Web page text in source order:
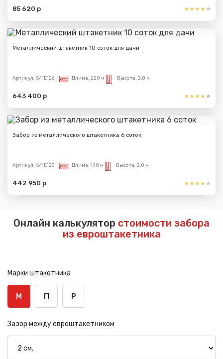
85 620 р
Металлический штакетник 10 соток для дачи
Артикул: S41E126 Длина: 220 м Высота: 2,0 м
643 400 р
Забор из металлического штакетника 6 соток
Артикул: S41E123 Длина: 140 м Высота: 2,0 м
442 950 р
Онлайн калькулятор стоимости забора
из евроштакетника
Марки штакетника
М П Р
Зазор между евроштакетником